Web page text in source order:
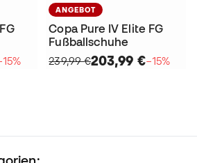
ANGEBOT
Copa Pure IV Elite FG
Fußballschuhe
239,99 €203,99 €−15%